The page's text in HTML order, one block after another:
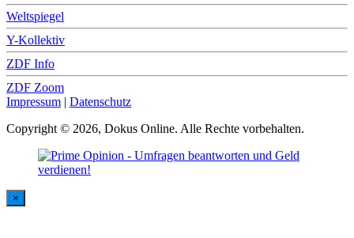
Weltspiegel
Y-Kollektiv
ZDF Info
ZDF Zoom
Impressum | Datenschutz
Copyright © 2026, Dokus Online. Alle Rechte vorbehalten.
×